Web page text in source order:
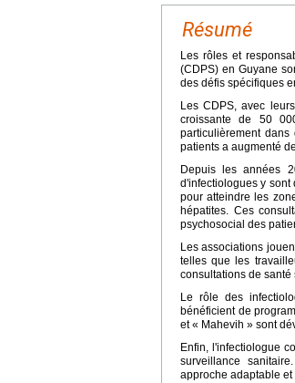
Résumé
Les rôles et
(CDPS) en Guyane
des défis spécifiques
Les CDPS, avec
croissante de 50
particulièrement
patients a augmenté
Depuis les années
d'infectiologues y sont
pour atteindre les
hépatites. Ces
psychosocial des
Les associations
telles que les
consultations de santé
Le rôle des
bénéficient de
et « Mahevih » sont
Enfin, l'infectiologue
surveillance
approche adaptable et